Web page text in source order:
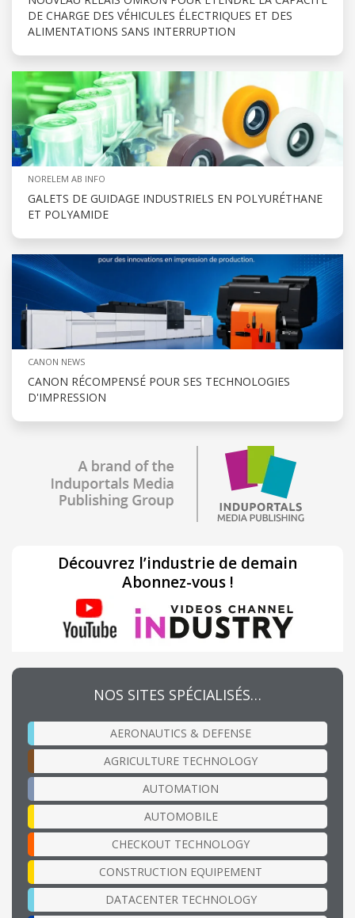
DE CHARGE DES VÉHICULES ÉLECTRIQUES ET DES
ALIMENTATIONS SANS INTERRUPTION
NORELEM AB INFO
GALETS DE GUIDAGE INDUSTRIELS EN POLYURÉTHANE
ET POLYAMIDE
CANON NEWS
CANON RÉCOMPENSÉ POUR SES TECHNOLOGIES
D'IMPRESSION
Découvrez l’industrie de demain
Abonnez-vous !
NOS SITES SPÉCIALISÉS…
AERONAUTICS & DEFENSE
AGRICULTURE TECHNOLOGY
AUTOMATION
AUTOMOBILE
CHECKOUT TECHNOLOGY
CONSTRUCTION EQUIPEMENT
DATACENTER TECHNOLOGY